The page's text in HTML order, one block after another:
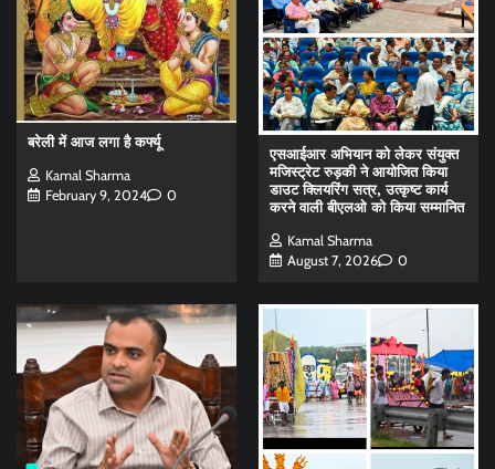
बरेली में आज लगा है कर्फ्यू
Kamal Sharma
February 9, 2024
0
एसआईआर अभियान को लेकर संयुक्त
मजिस्ट्रेट रुड़की ने आयोजित किया
डाउट क्लियरिंग सत्र, उत्कृष्ट कार्य
करने वाली बीएलओ को किया सम्मानित
Kamal Sharma
August 7, 2026
0